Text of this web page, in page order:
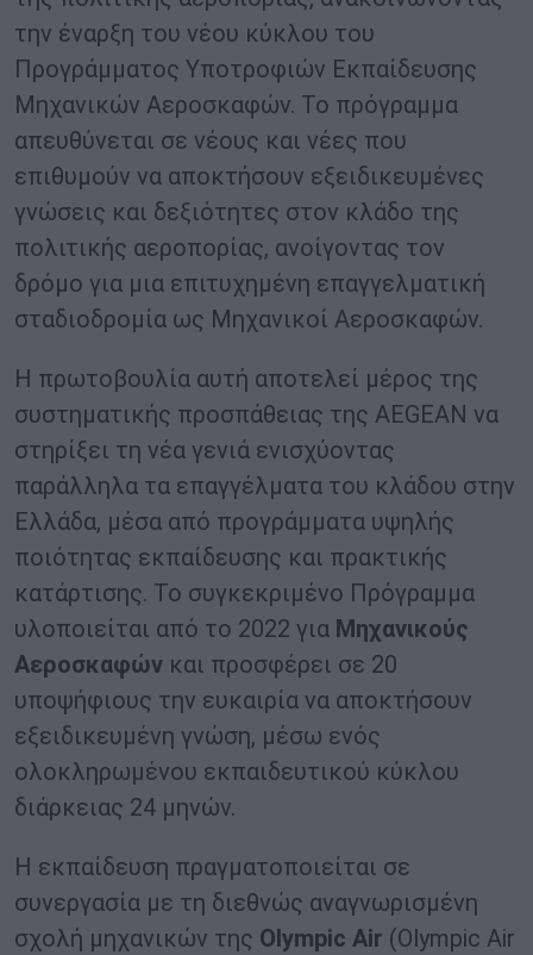
την έναρξη του νέου κύκλου του
Προγράμματος Υποτροφιών Εκπαίδευσης
Μηχανικών Αεροσκαφών. Το πρόγραμμα
απευθύνεται σε νέους και νέες που
επιθυμούν να αποκτήσουν εξειδικευμένες
γνώσεις και δεξιότητες στον κλάδο της
πολιτικής αεροπορίας, ανοίγοντας τον
δρόμο για μια επιτυχημένη επαγγελματική
σταδιοδρομία ως Μηχανικοί Αεροσκαφών.
Η πρωτοβουλία αυτή αποτελεί μέρος της
συστηματικής προσπάθειας της AEGEAN να
στηρίξει τη νέα γενιά ενισχύοντας
παράλληλα τα επαγγέλματα του κλάδου στην
Ελλάδα, μέσα από προγράμματα υψηλής
ποιότητας εκπαίδευσης και πρακτικής
κατάρτισης. Το συγκεκριμένο Πρόγραμμα
υλοποιείται από το 2022 για Μηχανικούς
Αεροσκαφών και προσφέρει σε 20
υποψήφιους την ευκαιρία να αποκτήσουν
εξειδικευμένη γνώση, μέσω ενός
ολοκληρωμένου εκπαιδευτικού κύκλου
διάρκειας 24 μηνών.
Η εκπαίδευση πραγματοποιείται σε
συνεργασία με τη διεθνώς αναγνωρισμένη
σχολή μηχανικών της Olympic Air (Olympic Air